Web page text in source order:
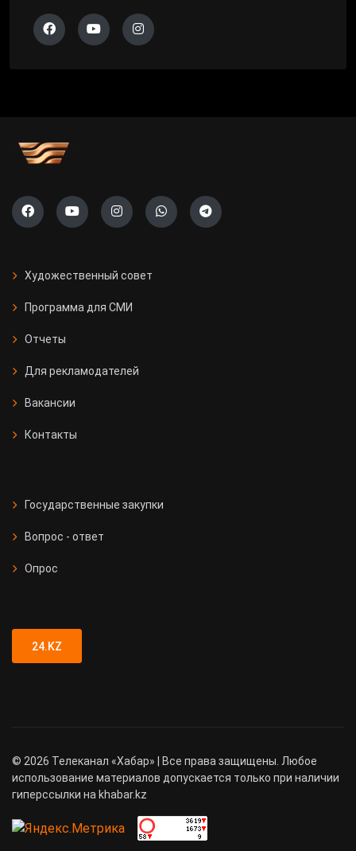
Художественный совет
Программа для СМИ
Отчеты
Для рекламодателей
Вакансии
Контакты
Государственные закупки
Вопрос - ответ
Опрос
24.KZ
© 2026 Телеканал «Хабар» | Все права защищены. Любое
использование материалов допускается только при наличии
гиперссылки на khabar.kz